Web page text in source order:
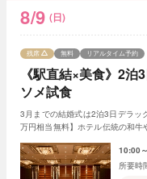
8/9 (日)
《駅直結×美食》2
ソメ試食
残席 無料 リアルタイム予約
3月までの結婚式は2泊3日デラッ
万円相当無料】ホテル伝統の和
10:00～